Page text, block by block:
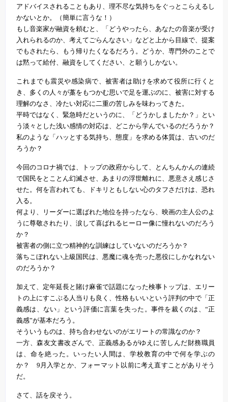
アドバイスされることもあり、理不尽な気持ちをぐっとこらえるし
かないとか。（簡単に言うな！）
もし音楽家が融資を頼むと、「どうやったら、あなたの音楽が受け
入れられるのか、考えてごらんなさい」などと上から目線で、提案
でもされたら、もう帰りたくなるだろう。どうか、専門外のことで
は黙って給付、融資をしてください、と願うしかない。
これまでも震災や感染病で、被害者は助けを求めて役所に行くと
き、多くの人々が藁をもつかむ思いで足を運ぶのに、被害に対する
理解のなさ、冷たい対応に二重の苦しみを味わってきた。
平時ではなく、緊急時だというのに、「どうかしましたか？」とい
う淡々とした浅い感情の対応は、どこから学んでいるのだろうか？
私のような「ハッとする気持ち、態度」を求める体質は、古いのだ
ろうか？
今回のコロナ禍では、トップの政府からして、とんちんかんの連続
で国民をとことん幻滅させ、あまりの浮世離れに、悪意さえ感じさ
せた。何を言われても、ドキリともしない心のタフさだけは、恐れ
入る。
何より、リーダーに選ばれた地位を持ったなら、映画の主人公のよ
うに尊敬されたり、涙して喜ばれるヒーロー像に憧れないのだろう
か？
被害者の側に立つ精神的な訓練はしていないのだろうか？
落ちこぼれない上級国民は、悪魔に魂を売った悪役にしかなれない
のだろうか？
加えて、定年延長と賭け麻雀で話題になった検事トップは、エリー
トの上にすこぶる人当りも良く、性格もいいという評判の中で「正
義感は、ない」という評価に言葉を失った。事件を裁くのは、“正
義感”が基本だろう。
そういうものは、持ち合わせないのがエリートの常識なのか？
一方、森友文書改ざんで、正義感あるがゆえに苦しんだ財務職員
は、命を絶った。いったい人間は、学校教育の中で何を学ぶの
か？ 9月入学とか、フォーマット以前に考え直すことがありそう
だ。
さて、話を戻そう。